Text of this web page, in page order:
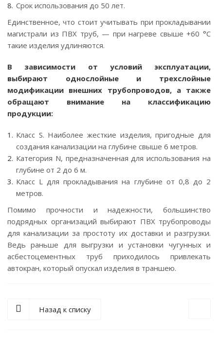
Срок использования до 50 лет.
Единственное, что стоит учитывать при прокладывании
магистрали из ПВХ труб, — при нагреве свыше +60 °C
такие изделия удлиняются.
В зависимости от условий эксплуатации,
выбирают однослойные и трехслойные
модификации внешних трубопроводов, а также
обращают внимание на классификацию
продукции:
Класс S. Наиболее жесткие изделия, пригодные для
создания канализации на глубине свыше 6 метров.
Категория N, предназначенная для использования на
глубине от 2 до 6 м.
Класс L для прокладывания на глубине от 0,8 до 2
метров.
Помимо прочности и надежности, большинство
подрядных организаций выбирают ПВХ трубопроводы
для канализации за простоту их доставки и разгрузки.
Ведь раньше для выгрузки и установки чугунных и
асбестоцементных труб приходилось привлекать
автокран, который опускал изделия в траншею.
Назад к списку